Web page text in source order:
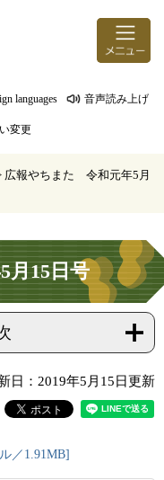
languages 音声読み上げ
変更
広報やちまた 令和元年5月
15日号
日：2019年5月15日更新
／1.91MB]